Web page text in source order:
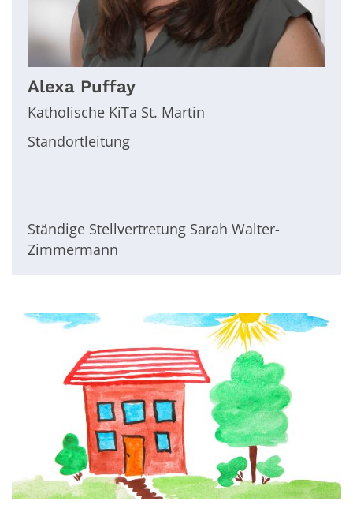
Alexa Puffay
Katholische KiTa St. Martin
Standortleitung
Ständige Stellvertretung Sarah Walter-
Zimmermann